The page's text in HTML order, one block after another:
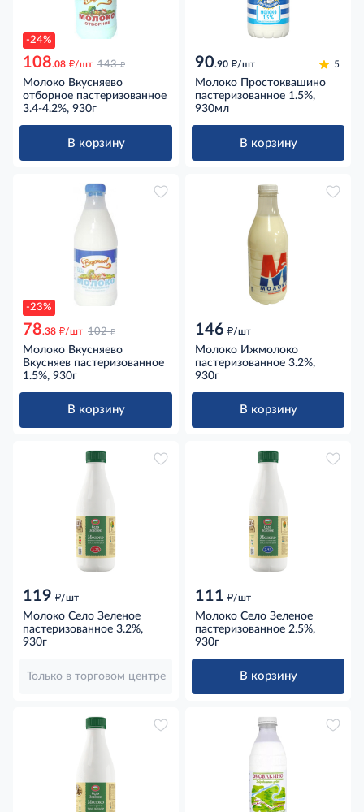
-24%
108.08 д/шт 143 д
Молоко Вкусняево
отборное пастеризованное
3.4-4.2%, 930г
В корзину
90.90 д/шт 5
Молоко Простоквашино
пастеризованное 1.5%,
930мл
В корзину
-23%
78.38 д/шт 102 д
Молоко Вкусняево
Вкусняев пастеризованное
1.5%, 930г
В корзину
146 д/шт
Молоко Ижмолоко
пастеризованное 3.2%,
930г
В корзину
119 д/шт
Молоко Село Зеленое
пастеризованное 3.2%,
930г
Только в торговом центре
111 д/шт
Молоко Село Зеленое
пастеризованное 2.5%,
930г
В корзину